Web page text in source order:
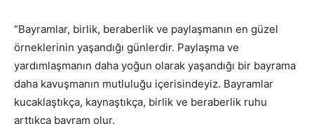
“Bayramlar, birlik, beraberlik ve paylaşmanın en güzel
örneklerinin yaşandığı günlerdir. Paylaşma ve
yardımlaşmanın daha yoğun olarak yaşandığı bir bayrama
daha kavuşmanın mutluluğu içerisindeyiz. Bayramlar
kucaklaştıkça, kaynaştıkça, birlik ve beraberlik ruhu
arttıkça bayram olur.